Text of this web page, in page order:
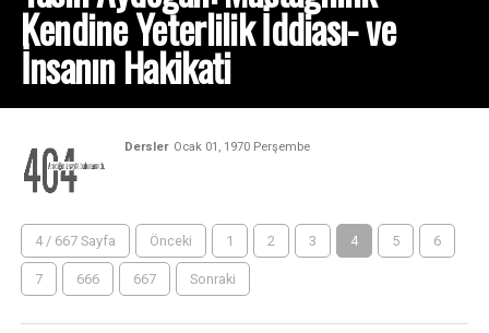
Kendine Yeterlilik İddiası- ve
İnsanın Hakikati
Dersler Ocak 01, 1970 Perşembe
4 / 667 Sayfa Önceki 1 2 3 4 5 6
7 666 667 Sonraki